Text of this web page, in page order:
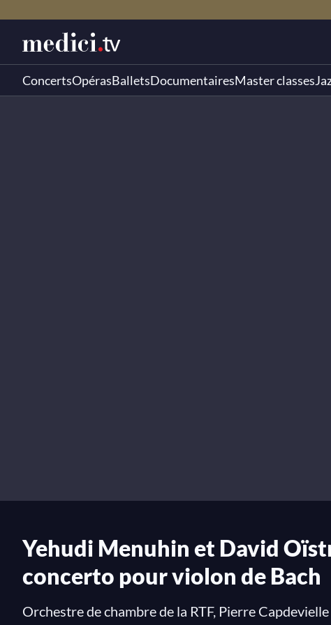
ConcertsOpérasBalletsDocumentairesMaster classes
Yehudi Menuhin et David
concerto pour violon de Bach
Orchestre de chambre de la RTF, Pierre Capdevielle